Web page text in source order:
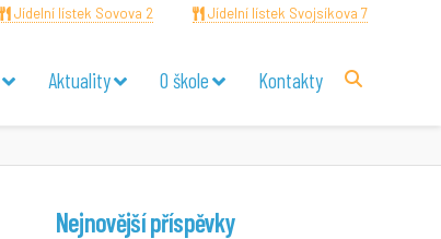
Jídelní lístek Sovova 2 Jídelní lístek Svojsíkova 7
Aktuality O škole Kontakty
Nejnovější příspěvky